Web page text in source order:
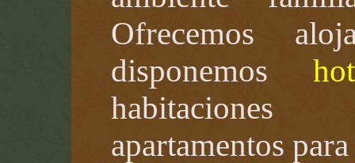
Ofrecemos
disponemos
habitaciones
apartamentos